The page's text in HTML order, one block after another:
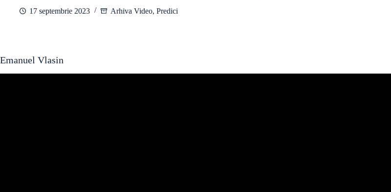
17 septembrie 2023 Arhiva Video, Predici
Emanuel Vlasin